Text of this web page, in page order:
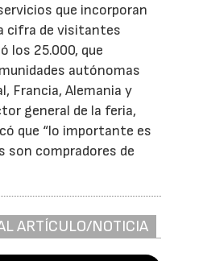
que incorporan
cifra de visitantes
los 25.000, que
autónomas
Francia, Alemania y
general de la feria,
que “lo importante es
son compradores de
ARTÍCULO/NOTICIA